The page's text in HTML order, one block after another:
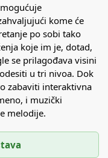
kome će
po sobi tako
koje im je, dotad,
se prilagođava visini
u tri nivoa. Dok
zabaviti interaktivna
i muzički
melodije.